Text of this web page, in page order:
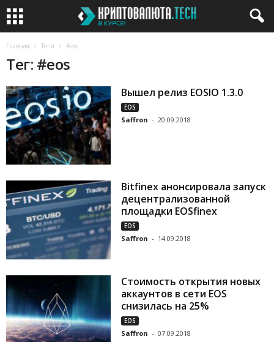
Главная Теги #eos
Тег: #eos
Вышел релиз EOSIO 1.3.0
EOS
Saffron - 20.09.2018
Bitfinex анонсировала запуск
децентрализованной
площадки EOSfinex
EOS
Saffron - 14.09.2018
Стоимость открытия новых
аккаунтов в сети EOS
снизилась на 25%
EOS
Saffron - 07.09.2018